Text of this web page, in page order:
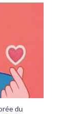
du